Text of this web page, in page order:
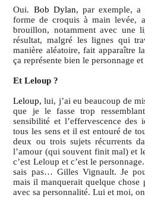
Oui. Bob Dylan, par exemple, a
forme de croquis à main levée,
brouillon, notamment avec une
résultat, malgré les lignes qui
manière aléatoire, fait apparaître
ça représente bien le personnage
Et Leloup ?
Leloup, lui, j’ai eu beaucoup de
que je le fasse trop
sensibilité et l’effervescence des
tous les sens et il est entouré de
deux ou trois sujets récurrents
l’amour (qui souvent finit mal) et
c’est Leloup et c’est le
sais pas… Gilles Vignault. Je
mais il manquerait quelque chose
avec sa personnalité. Lui et moi,